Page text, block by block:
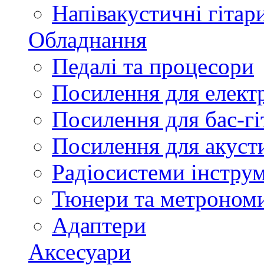
Напівакустичні
Обладнання
Педалі та процесори
Посилення для
Посилення для бас-
Посилення для
Радіосистеми
Тюнери та
Адаптери
Аксесуари